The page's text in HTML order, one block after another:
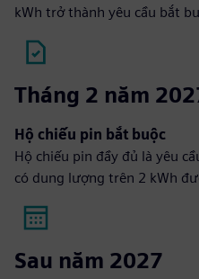
kWh trở thành yêu cầu bắt
Tháng 2 năm
Hộ chiếu pin bắt buộc
Hộ chiếu pin đầy đủ là yêu
có dung lượng trên 2 kWh
Sau năm 2027